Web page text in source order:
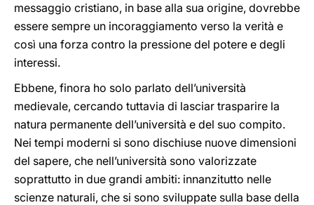
messaggio cristiano, in base alla sua origine, dovrebbe
essere sempre un incoraggiamento verso la verità e
così una forza contro la pressione del potere e degli
interessi.
Ebbene, finora ho solo parlato dell’università
medievale, cercando tuttavia di lasciar trasparire la
natura permanente dell’università e del suo compito.
Nei tempi moderni si sono dischiuse nuove dimensioni
del sapere, che nell’università sono valorizzate
soprattutto in due grandi ambiti: innanzitutto nelle
scienze naturali, che si sono sviluppate sulla base della